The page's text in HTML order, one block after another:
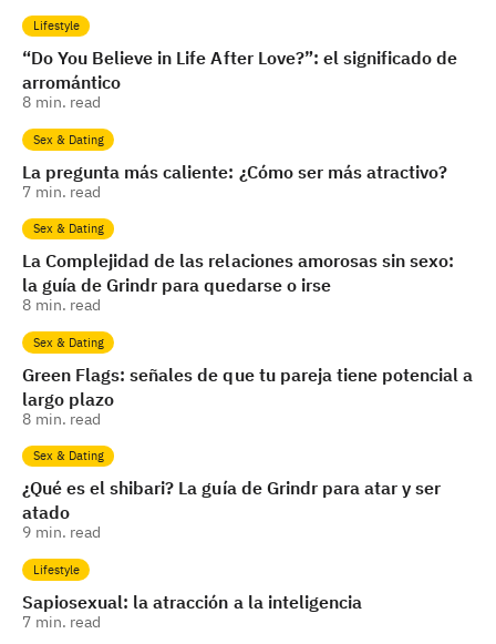
Lifestyle
“Do You Believe in Life After Love?”: el significado de
arromántico
8 min. read
Sex & Dating
La pregunta más caliente: ¿Cómo ser más atractivo?
7 min. read
Sex & Dating
La Complejidad de las relaciones amorosas sin sexo:
la guía de Grindr para quedarse o irse
8 min. read
Sex & Dating
Green Flags: señales de que tu pareja tiene potencial a
largo plazo
8 min. read
Sex & Dating
¿Qué es el shibari? La guía de Grindr para atar y ser
atado
9 min. read
Lifestyle
Sapiosexual: la atracción a la inteligencia
7 min. read